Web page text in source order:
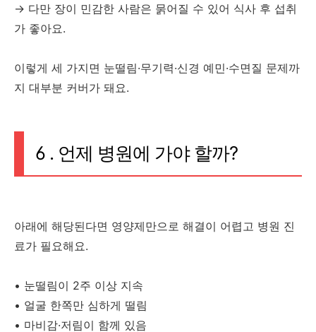
→ 다만 장이 민감한 사람은 묽어질 수 있어 식사 후 섭취
가 좋아요.
이렇게 세 가지면 눈떨림·무기력·신경 예민·수면질 문제까
지 대부분 커버가 돼요.
6 . 언제 병원에 가야 할까?
아래에 해당된다면 영양제만으로 해결이 어렵고 병원 진
료가 필요해요.
• 눈떨림이 2주 이상 지속
• 얼굴 한쪽만 심하게 떨림
• 마비감·저림이 함께 있음